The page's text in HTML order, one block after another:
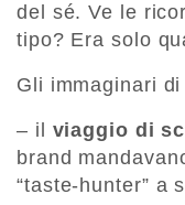
del sé. Ve le
tipo? Era solo
Gli immaginari di
– il viaggio di
brand
“taste-hunter” a